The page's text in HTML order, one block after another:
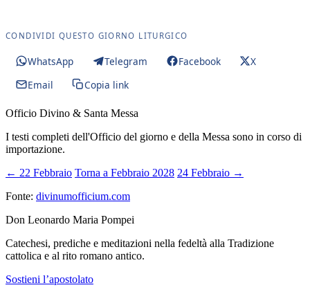
CONDIVIDI QUESTO GIORNO LITURGICO
WhatsApp Telegram Facebook
X
Email
Copia link
Officio Divino & Santa Messa
I testi completi dell'Officio del giorno e della Messa sono in corso di
importazione.
← 22 Febbraio Torna a Febbraio 2028 24 Febbraio →
Fonte: divinumofficium.com
Don Leonardo Maria Pompei
Catechesi, prediche e meditazioni nella fedeltà alla Tradizione
cattolica e al rito romano antico.
Sostieni l’apostolato